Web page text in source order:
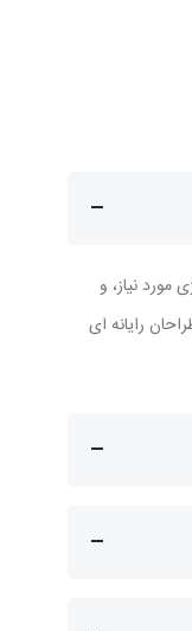
مورد نیاز، و
رایانه ای